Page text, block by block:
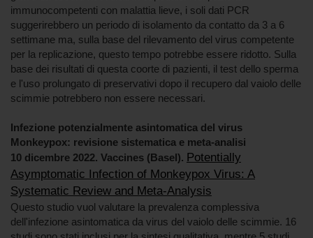
immunocompetenti con malattia lieve, i soli dati PCR
suggerirebbero un periodo di isolamento da contatto da 3 a 6
settimane ma, sulla base del rilevamento del virus competente
per la replicazione, questo tempo potrebbe essere ridotto. Sulla
base dei risultati di questa coorte di pazienti, il test dello sperma
e l'uso prolungato di preservativi dopo il recupero dal vaiolo delle
scimmie potrebbero non essere necessari.
Infezione potenzialmente asintomatica del virus
Monkeypox: revisione sistematica e meta-analisi
10 dicembre 2022. Vaccines (Basel). Potentially
Asymptomatic Infection of Monkeypox Virus: A
Systematic Review and Meta-Analysis
Questo studio vuol valutare la prevalenza complessiva
dell'infezione asintomatica da virus del vaiolo delle scimmie. 16